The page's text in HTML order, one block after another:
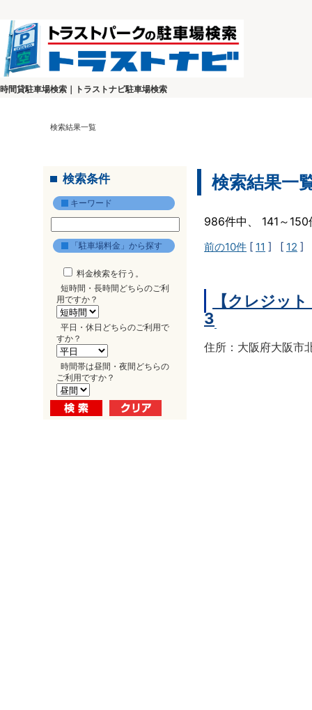
時間貸駐車場検索｜トラストナビ駐車場検索
検索結果一覧
検索条件
キーワード
「駐車場料金」から探す
料金検索を行う。
短時間・長時間どちらのご利
用ですか？
平日・休日どちらのご利用で
すか？
時間帯は昼間・夜間どちらの
ご利用ですか？
検索結果一
986件中、 141～
前の10件 [ 11 ] [ 12 ]
【クレジッ
3
住所：大阪府大阪市